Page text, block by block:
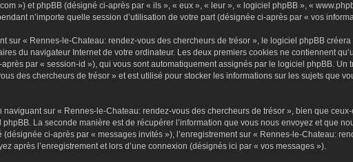
») et phpBB (désigné ci-après par « ils », « eux », « leur », « logiciel phpBB », «
n’importe quelle session d’utilisation de votre part (désignée ci-après par « vos
sur « Rennes-le-Chateau: rendez-vous des chercheurs de trésor », le logiciel phpBB
du navigateur Internet de votre ordinateur. Les deux premiers cookies ne contiennent
par « session-id »), qui vous sont automatiquement assignés par le logiciel phpBB. Un
des chercheurs de trésor » et est utilisé pour stocker les informations sur les sujets que
sur « Rennes-le-Chateau: rendez-vous des chercheurs de trésor », bien que
La seconde manière est de récupérer l’information que vous nous envoyez et que
ci-après par « messages invités »), l’enregistrement sur « Rennes-le-Chateau:
après l’enregistrement et lors d’une connexion (désignés ici par « vos messages »).